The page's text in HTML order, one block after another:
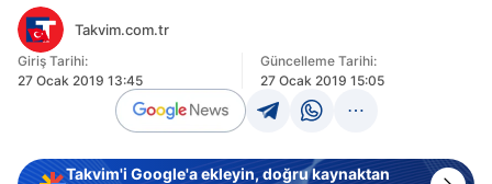
Takvim.com.tr
Giriş Tarihi:
27 Ocak 2019 13:45
Güncelleme Tarihi:
27 Ocak 2019 15:05
Takvim'i Google'a ekleyin, doğru kaynaktan